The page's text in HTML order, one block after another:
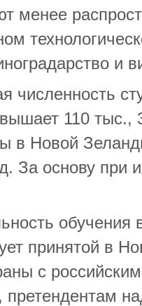
менее
и
численность
110 тыс.,
в Новой
За основу при
обучения
принятой в
с
претендентам